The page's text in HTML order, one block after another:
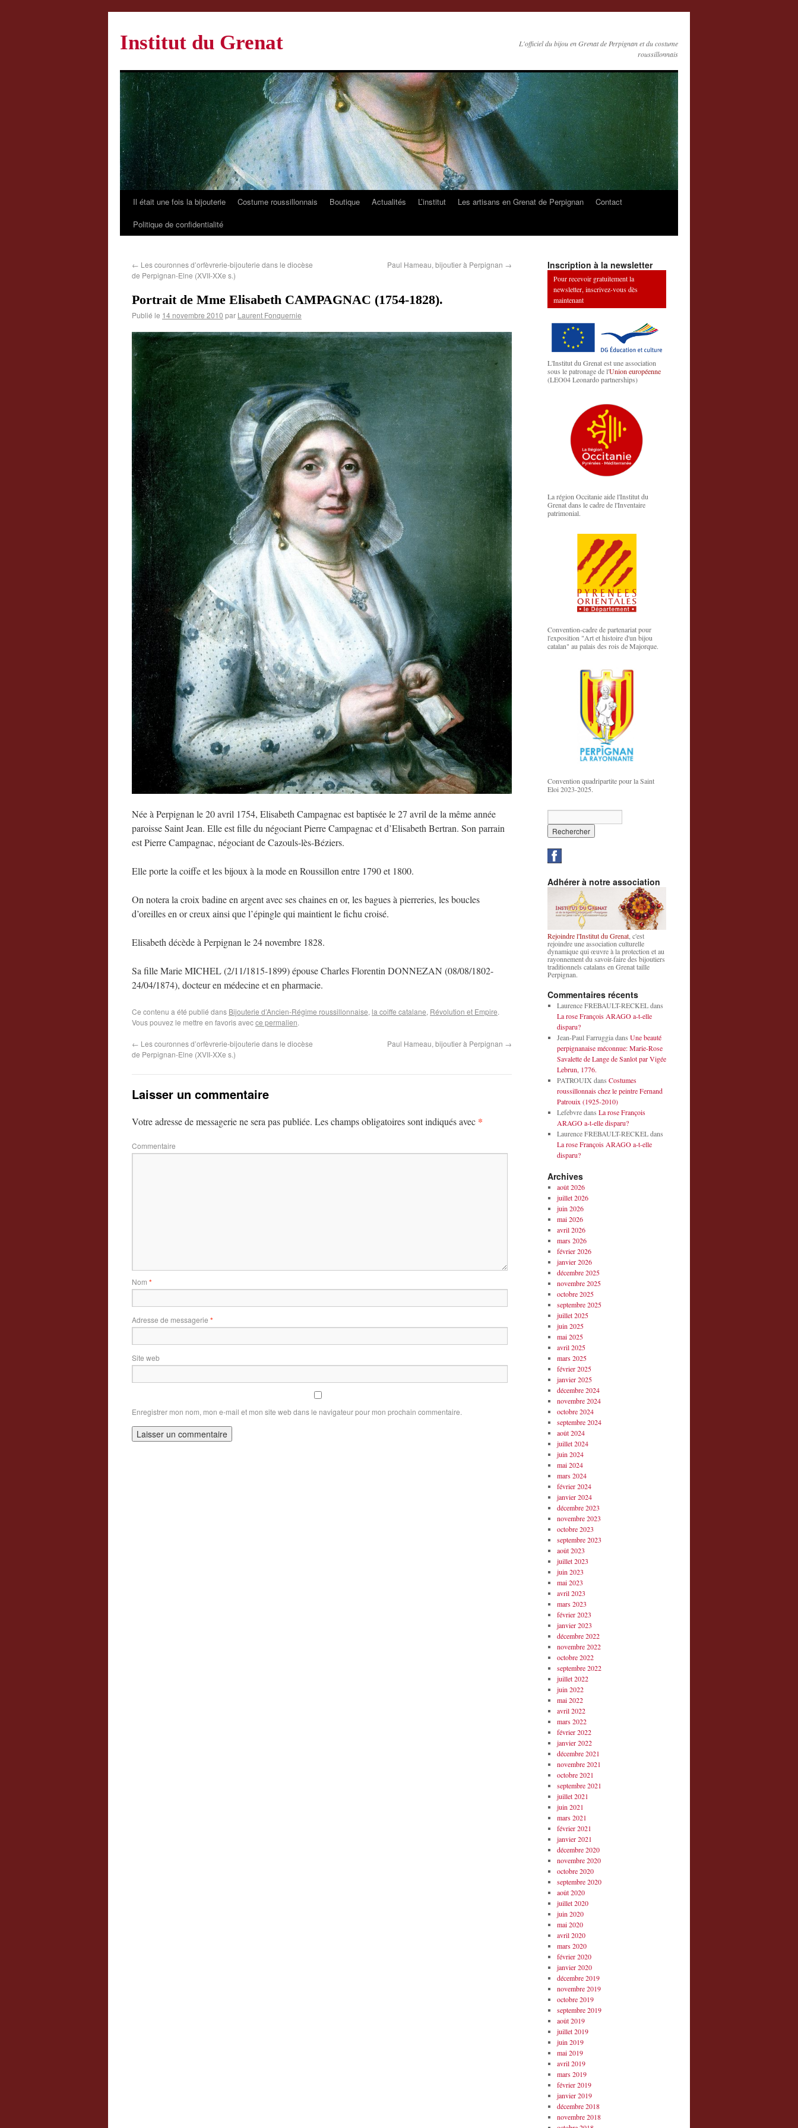
Institut du Grenat
L'officiel du bijou en Grenat de Perpignan et du costume
roussillonnais
Il était une fois la bijouterie Costume roussillonnais Boutique Actualités L’institut Les artisans en Grenat de Perpignan
Contact
Politique de confidentialité
← Les couronnes d’orfèvrerie-bijouterie dans le diocèse
de Perpignan-Elne (XVII-XXe s.)
Paul Hameau, bijoutier à Perpignan →
Portrait de Mme Elisabeth CAMPAGNAC (1754-1828).
Publié le 14 novembre 2010 par Laurent Fonquernie
Née à Perpignan le 20 avril 1754, Elisabeth Campagnac est baptisée le 27 avril de la même année
paroisse Saint Jean. Elle est fille du négociant Pierre Campagnac et d’Elisabeth Bertran. Son parrain
est Pierre Campagnac, négociant de Cazouls-lès-Béziers.
Elle porte la coiffe et les bijoux à la mode en Roussillon entre 1790 et 1800.
On notera la croix badine en argent avec ses chaines en or, les bagues à pierreries, les boucles
d’oreilles en or creux ainsi que l’épingle qui maintient le fichu croisé.
Elisabeth décède à Perpignan le 24 novembre 1828.
Sa fille Marie MICHEL (2/11/1815-1899) épouse Charles Florentin DONNEZAN (08/08/1802-
24/04/1874), docteur en médecine et en pharmacie.
Ce contenu a été publié dans Bijouterie d’Ancien-Régime roussillonnaise, la coiffe catalane, Révolution et Empire.
Vous pouvez le mettre en favoris avecce permalien.
← Les couronnes d’orfèvrerie-bijouterie dans le diocèse
de Perpignan-Elne (XVII-XXe s.)
Paul Hameau, bijoutier à Perpignan →
Laisser un commentaire
Votre adresse de messagerie ne sera pas publiée. Les champs obligatoires sont indiqués avec *
Commentaire
Nom *
Adresse de messagerie *
Site web
Enregistrer mon nom, mon e-mail et mon site web dans le navigateur pour mon prochain commentaire.
Inscription à la newsletter
Pour recevoir gratuitement la
newsletter, inscrivez-vous dès
maintenant
L'Institut du Grenat est une association
sous le patronage de l'Union européenne
(LEO04 Leonardo partnerships)
La région Occitanie aide l'Institut du
Grenat dans le cadre de l'Inventaire
patrimonial.
Convention-cadre de partenariat pour
l'exposition "Art et histoire d'un bijou
catalan" au palais des rois de Majorque.
Convention quadripartite pour la Saint
Eloi 2023-2025.
Adhérer à notre association
Rejoindre l'Institut du Grenat , c'est
rejoindre une association culturelle
dynamique qui œuvre à la protection et au
rayonnement du savoir-faire des bijoutiers
traditionnels catalans en Grenat taille
Perpignan.
Commentaires récents
Laurence FREBAULT-RECKELdans
La rose François ARAGO a-t-elle
disparu?
Jean-Paul Farruggiadans Une beauté
perpignanaise méconnue: Marie-Rose
Savalette de Lange de Sanlot par Vigée
Lebrun, 1776.
PATROUIX dans Costumes
roussillonnais chez le peintre Fernand
Patrouix (1925-2010)
Lefebvredans La rose François
ARAGO a-t-elle disparu?
Laurence FREBAULT-RECKELdans
La rose François ARAGO a-t-elle
disparu?
Archives
août 2026
juillet 2026
juin 2026
mai 2026
avril 2026
mars 2026
février 2026
janvier 2026
décembre 2025
novembre 2025
octobre 2025
septembre 2025
juillet 2025
juin 2025
mai 2025
avril 2025
mars 2025
février 2025
janvier 2025
décembre 2024
novembre 2024
octobre 2024
septembre 2024
août 2024
juillet 2024
juin 2024
mai 2024
mars 2024
février 2024
janvier 2024
décembre 2023
novembre 2023
octobre 2023
septembre 2023
août 2023
juillet 2023
juin 2023
mai 2023
avril 2023
mars 2023
février 2023
janvier 2023
décembre 2022
novembre 2022
octobre 2022
septembre 2022
juillet 2022
juin 2022
mai 2022
avril 2022
mars 2022
février 2022
janvier 2022
décembre 2021
novembre 2021
octobre 2021
septembre 2021
juillet 2021
juin 2021
mars 2021
février 2021
janvier 2021
décembre 2020
novembre 2020
octobre 2020
septembre 2020
août 2020
juillet 2020
juin 2020
mai 2020
avril 2020
mars 2020
février 2020
janvier 2020
décembre 2019
novembre 2019
octobre 2019
septembre 2019
août 2019
juillet 2019
juin 2019
mai 2019
avril 2019
mars 2019
février 2019
janvier 2019
décembre 2018
novembre 2018